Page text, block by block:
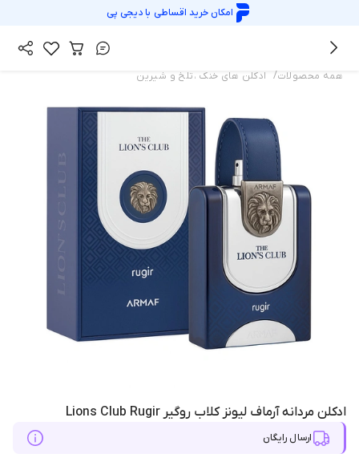
امکان خرید اقساطی بادیجی پی
همه محصولات/ ادکلن های خنک ،تلخ و شیرین
ادکلن مردانه آرماف لیونز کلاب روگیر Lions Club Rugir
ارسال رایگان